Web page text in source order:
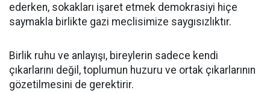
ederken, sokakları işaret etmek demokrasiyi hiçe
saymakla birlikte gazi meclisimize saygısızlıktır.
Birlik ruhu ve anlayışı, bireylerin sadece kendi
çıkarlarını değil, toplumun huzuru ve ortak çıkarlarının
gözetilmesini de gerektirir.